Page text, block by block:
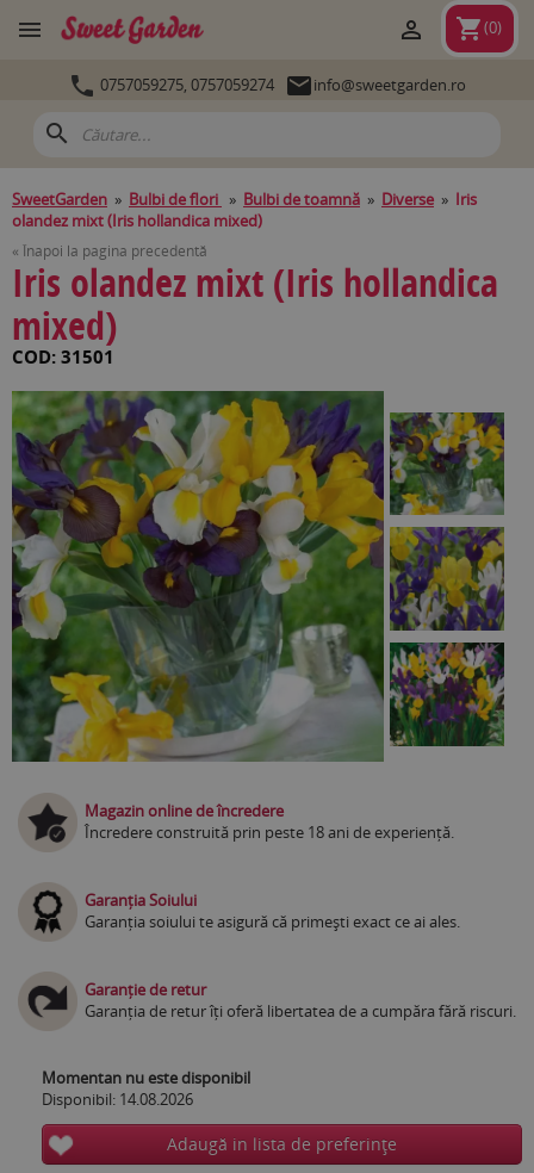
 shopping_cart(0)

 0757059275, 0757059274 info@sweetgarden.ro
search
SweetGarden » Bulbi de flori » Bulbi de toamnă » Diverse » Iris
olandez mixt (Iris hollandica mixed)
« Înapoi la pagina precedentă
Iris olandez mixt (Iris hollandica
mixed)
COD: 31501
Magazin online de încredere
Încredere construită prin peste 18 ani de experiență.
Garanția Soiului
Garanția soiului te asigură că primești exact ce ai ales.
Garanție de retur
Garanția de retur îți oferă libertatea de a cumpăra fără riscuri.
Momentan nu este disponibil
Disponibil: 14.08.2026
Adaugă in lista de preferinţe